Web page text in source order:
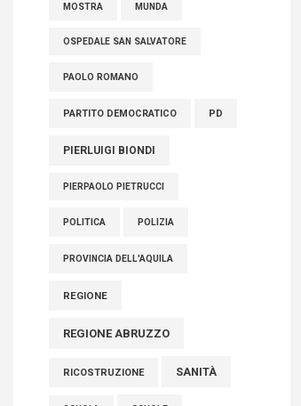
MOSTRA MUNDA
OSPEDALE SAN SALVATORE
PAOLO ROMANO
PARTITO DEMOCRATICO PD
PIERLUIGI BIONDI
PIERPAOLO PIETRUCCI
POLITICA POLIZIA
PROVINCIA DELL'AQUILA
REGIONE
REGIONE ABRUZZO
RICOSTRUZIONE SANITÀ